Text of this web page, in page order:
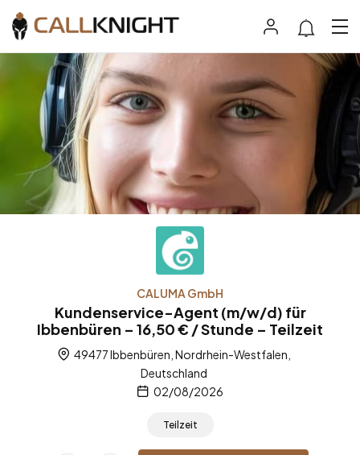
CALUMA GmbH
Kundenservice-Agent (m/w/d) für
Ibbenbüren – 16,50 € / Stunde – Teilzeit
49477 Ibbenbüren, Nordrhein-Westfalen,
Deutschland
02/08/2026
Teilzeit